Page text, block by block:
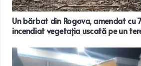
Un bărbat din Rogova, amendat cu
incendiat vegetația uscată pe un